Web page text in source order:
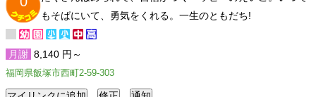
もそばにいて、勇気をくれる。一生のともだち!
月謝 8,140 円～
福岡県飯塚市西町2-59-303